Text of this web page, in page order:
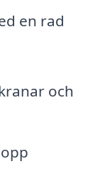
en rad
och